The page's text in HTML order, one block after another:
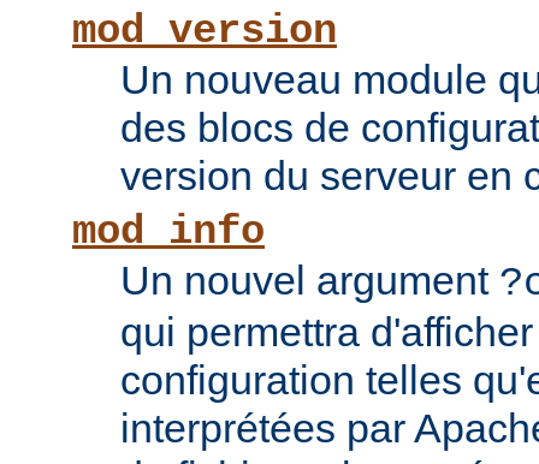
mod_version
Un nouveau module
des blocs de
version du serveur en
mod_info
Un nouvel argument
qui permettra
configuration telles
interprétées par